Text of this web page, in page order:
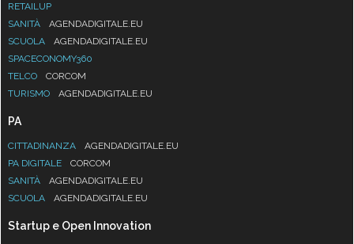
RETAILUP
SANITÀ
AGENDADIGITALE.EU
SCUOLA
AGENDADIGITALE.EU
SPACECONOMY360
TELCO
CORCOM
TURISMO
AGENDADIGITALE.EU
PA
CITTADINANZA
AGENDADIGITALE.EU
PA DIGITALE
CORCOM
SANITÀ
AGENDADIGITALE.EU
SCUOLA
AGENDADIGITALE.EU
Startup e Open Innovation